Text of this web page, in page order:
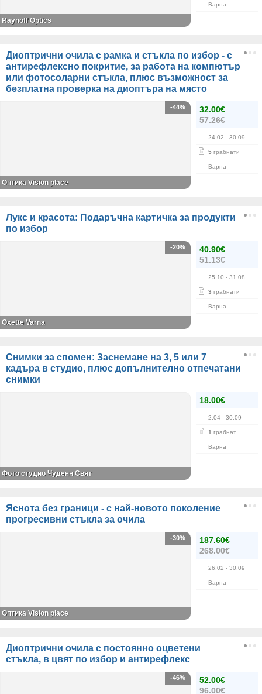
Варна
Raynoff Optics
Диоптрични очила с рамка и стъкла по избор - с
антирефлексно покритие, за работа на компютър
или фотосоларни стъкла, плюс възможност за
безплатна проверка на диоптъра на място
32.00€
57.26€
24.02 - 30.09
5 грабнати
Варна
-44%
Оптика Vision place
Лукс и красота: Подаръчна картичка за продукти
по избор
40.90€
51.13€
25.10 - 31.08
3 грабнати
Варна
-20%
Oxette Varna
Снимки за спомен: Заснемане на 3, 5 или 7
кадъра в студио, плюс допълнително отпечатани
снимки
18.00€
2.04 - 30.09
1 грабнат
Варна
Фото студио Чуденн Свят
Яснота без граници - с най-новото поколение
прогресивни стъкла за очила
187.60€
268.00€
26.02 - 30.09
Варна
-30%
Оптика Vision place
Диоптрични очила с постоянно оцветени
стъкла, в цвят по избор и антирефлекс
52.00€
96.00€
-46%